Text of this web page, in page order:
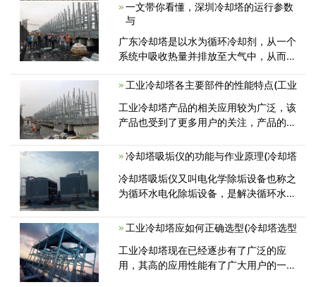
中包含了多种设备的专用零部件，其结构
优势包括： ①塔体采用好的玻璃<
一文带你看懂，深圳冷却塔的运行参数
与
广东冷却塔是以水为循环冷却剂，从一个
系统中吸收热量并排放至大气中，从而降
备。那么，关于它的运行参数与选型设计
你有了解吗?接下来，我们就一起来看看<
工业冷却塔各主要部件的性能特点(工业
工业冷却塔产品的相关应用较为广泛，该
产品也受到了更多用户的关注，产品的质
要点。下面为大家介绍一下工业冷却塔中
冷却塔吸垢仪的功能与作业原理(冷却塔
冷却塔吸垢仪又叫电化学除垢设备也称之
为循环水电化除垢设备，是解决循环水处
菌、灭藻、缓蚀功用，那它详细有哪些功
工业冷却塔应如何正确选型(冷却塔选型
工业冷却塔现在已经逐步有了广泛的应
用，其高的应用性能有了广大用户的一致